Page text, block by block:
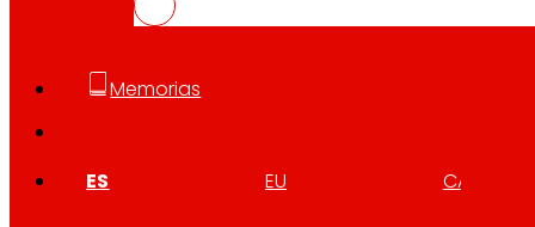
Memorias
ES EU CA